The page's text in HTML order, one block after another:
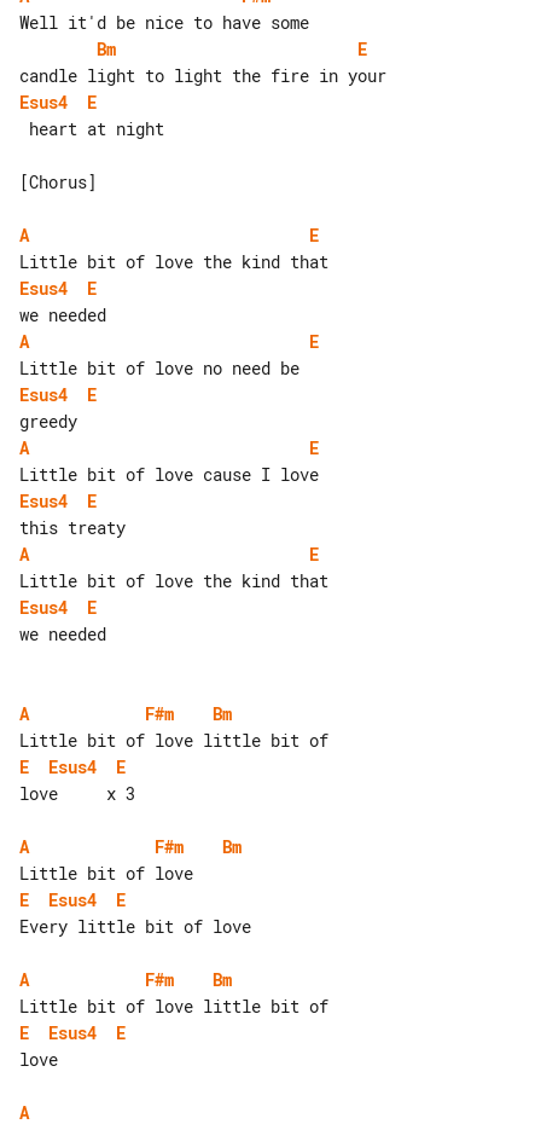
Bm
E
Esus4
E
[Chorus]
A
E
Esus4
E
A
E
Esus4
E
A
E
Esus4
E
A
E
Esus4
E
we needed
A F#m
Bm
E
Esus4
E
love     x 3
A F#m
Bm
E
Esus4
E
Every little bit of love
A F#m
Bm
E
Esus4
E
love
A